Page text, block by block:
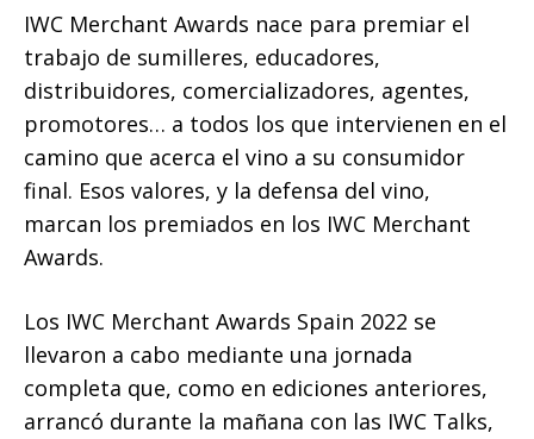
IWC Merchant Awards nace para premiar el
trabajo de sumilleres, educadores,
distribuidores, comercializadores, agentes,
promotores… a todos los que intervienen en el
camino que acerca el vino a su consumidor
final. Esos valores, y la defensa del vino,
marcan los premiados en los IWC Merchant
Awards.
Los IWC Merchant Awards Spain 2022 se
llevaron a cabo mediante una jornada
completa que, como en ediciones anteriores,
arrancó durante la mañana con las IWC Talks,